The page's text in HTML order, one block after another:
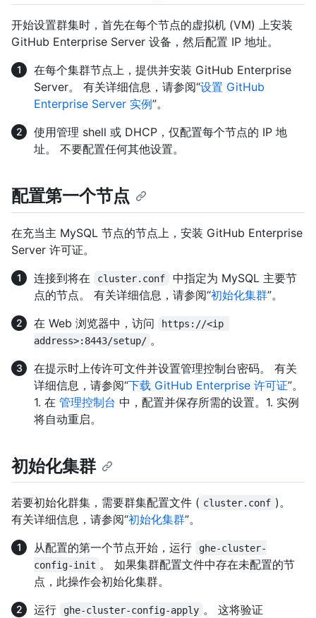
开始设置群集时，首先在每个节点的虚拟机 (VM) 上安装
GitHub Enterprise Server 设备，然后配置 IP 地址。
在每个集群节点上，提供并安装 GitHub Enterprise
Server。 有关详细信息，请参阅“设置 GitHub
Enterprise Server 实例”。
使用管理 shell 或 DHCP，仅配置每个节点的 IP 地
址。 不要配置任何其他设置。
配置第一个节点
在充当主 MySQL 节点的节点上，安装 GitHub Enterprise
Server 许可证。
连接到将在
cluster.conf
中指定为 MySQL 主要节
点的节点。 有关详细信息，请参阅“初始化集群”。
在 Web 浏览器中，访问
https://<ip
address>:8443/setup/ 。
在提示时上传许可文件并设置管理控制台密码。 有关
详细信息，请参阅“下载 GitHub Enterprise 许可证”。
1. 在 管理控制台 中，配置并保存所需的设置。1. 实例
将自动重启。
初始化集群
若要初始化群集，需要群集配置文件 ( cluster.conf )。
有关详细信息，请参阅“初始化集群”。
从配置的第一个节点开始，运行
ghe-cluster-
config-init 。 如果集群配置文件中存在未配置的节
点，此操作会初始化集群。
运行
ghe-cluster-config-apply 。 这将验证